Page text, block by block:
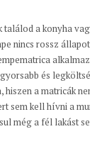
találod a konyha
nincs rossz
és
hiszen a matricák
sem kell hívni a
még a fél lakást